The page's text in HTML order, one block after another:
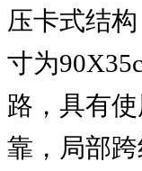
压卡式结
寸为
路，具有
靠，局部